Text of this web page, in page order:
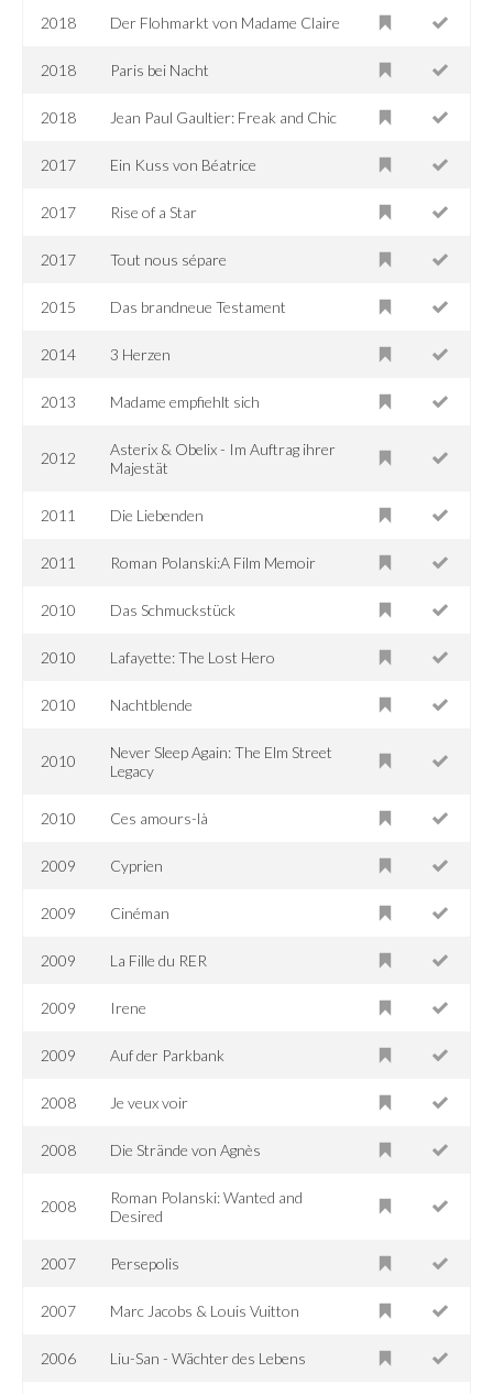
2018 Der Flohmarkt von Madame Claire
2018 Paris bei Nacht
2018 Jean Paul Gaultier: Freak and Chic
2017 Ein Kuss von Béatrice
2017 Rise of a Star
2017 Tout nous sépare
2015 Das brandneue Testament
2014 3 Herzen
2013 Madame empfiehlt sich
2012
Asterix & Obelix - Im Auftrag ihrer
Majestät
2011 Die Liebenden
2011 Roman Polanski:A Film Memoir
2010 Das Schmuckstück
2010 Lafayette: The Lost Hero
2010 Nachtblende
2010
Never Sleep Again: The Elm Street
Legacy
2010 Ces amours-là
2009 Cyprien
2009 Cinéman
2009 La Fille du RER
2009 Irene
2009 Auf der Parkbank
2008 Je veux voir
2008 Die Strände von Agnès
2008
Roman Polanski: Wanted and
Desired
2007 Persepolis
2007 Marc Jacobs & Louis Vuitton
2006 Liu-San - Wächter des Lebens